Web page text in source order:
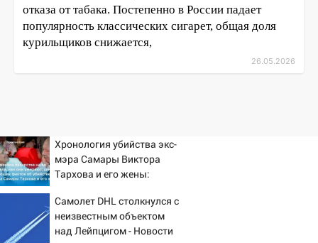
отказа от табака. Постепенно в России падает
популярность классических сигарет, общая доля
курильщиков снижается,
26.05.2026
Хронология убийства экс-
мэра Самары Виктора
Тархова и его жены:
фактов, новые
подробности
Самолет DHL столкнулся с
неизвестным объектом
над Лейпцигом - Новости